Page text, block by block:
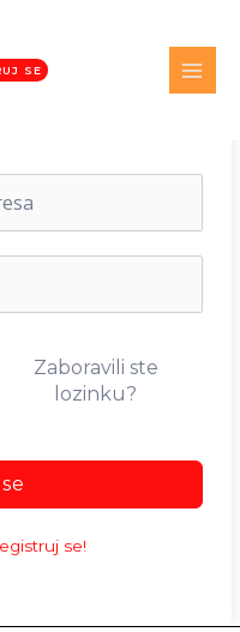
SE
Zaboravili ste
lozinku?
se!